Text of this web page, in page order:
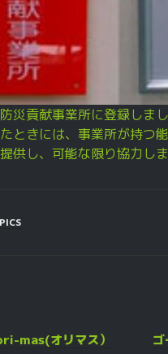
災貢献事業所に登録しまし
ときには、事業所が持つ能
供し、可能な限り協力しま
mas(オリマス）